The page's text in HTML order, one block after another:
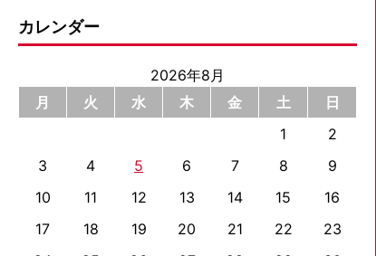
カレンダー
2026年8月
月
火 水 木 金 土
日
1
2
3
4 5 6 7 8
9
10
11 12 13 14 15
16
17
18 19 20 21 22
23